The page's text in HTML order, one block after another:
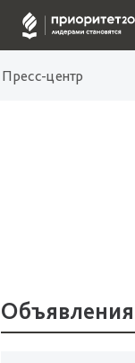
Пресс-центр
Объявления